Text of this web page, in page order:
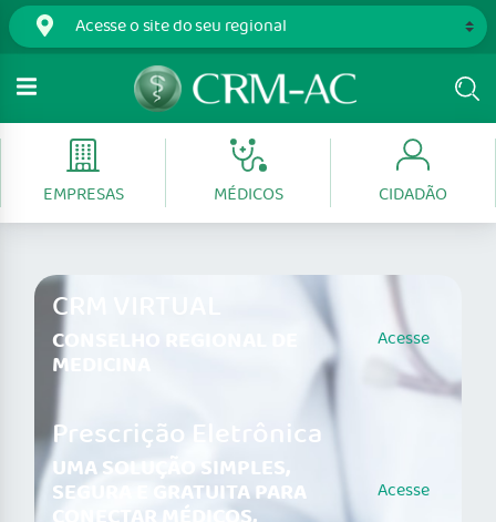
EMPRESAS MÉDICOS CIDADÃO
CRM VIRTUAL
CONSELHO REGIONAL DE
MEDICINA
Acesse
Prescrição Eletrônica
UMA SOLUÇÃO SIMPLES,
SEGURA E GRATUITA PARA Acesse